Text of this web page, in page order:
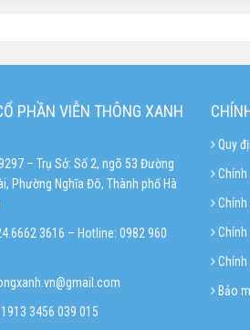
PHẦN VIỄN THÔNG XANH
– Trụ Sở: Số 2, ngõ 53 Đường
Phường Nghĩa Đô, Thành phố Hà
3616 – Hotline: 0982 960
3456 039 015
Quy
Bảo